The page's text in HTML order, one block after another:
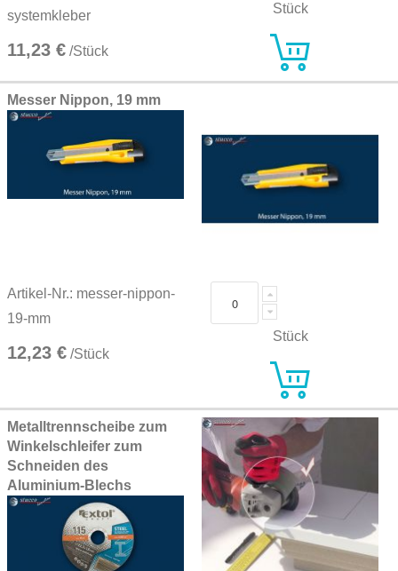
systemkleber
11,23 € /Stück
Stück
Messer Nippon, 19 mm
Artikel-Nr.: messer-nippon-
19-mm
12,23 € /Stück
Stück
Metalltrennscheibe zum
Winkelschleifer zum
Schneiden des
Aluminium-Blechs